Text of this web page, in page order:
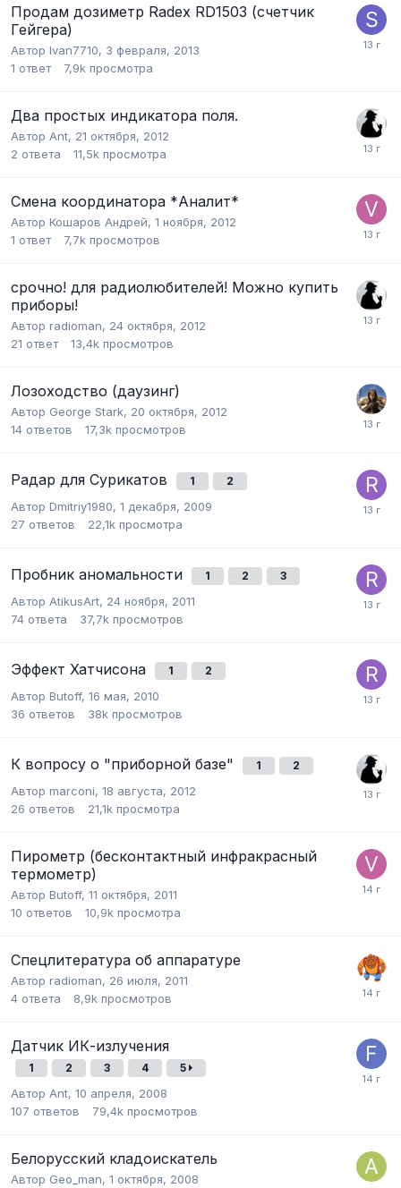
Продам дозиметр Radex RD1503 (счетчик
Гейгера)
Автор Ivan7710, 3 февраля, 2013
1 ответ 7,9k просмотра
Два простых индикатора поля.
Автор Ant, 21 октября, 2012
2 ответа 11,5k просмотра
Смена координатора *Аналит*
Автор Кошаров Андрей, 1 ноября, 2012
1 ответ 7,7k просмотров
срочно! для радиолюбителей! Можно купить
приборы!
Автор radioman, 24 октября, 2012
21 ответ 13,4k просмотров
Лозоходство (даузинг)
Автор George Stark, 20 октября, 2012
14 ответов 17,3k просмотров
Радар для Сурикатов 1 2
Автор Dmitriy1980, 1 декабря, 2009
27 ответов 22,1k просмотра
Пробник аномальности 1 2 3
Автор AtikusArt, 24 ноября, 2011
74 ответа 37,7k просмотров
Эффект Хатчисона 1 2
Автор Butoff, 16 мая, 2010
36 ответов 38k просмотров
К вопросу о "приборной базе" 1 2
Автор marconi, 18 августа, 2012
26 ответов 21,1k просмотра
Пирометр (бесконтактный инфракрасный
термометр)
Автор Butoff, 11 октября, 2011
10 ответов 10,9k просмотра
Спецлитература об аппаратуре
Автор radioman, 26 июля, 2011
4 ответа 8,9k просмотров
Датчик ИК-излучения
1 2 3 4 5
Автор Ant, 10 апреля, 2008
107 ответов 79,4k просмотров
Белорусский кладоискатель
Автор Geo_man, 1 октября, 2008